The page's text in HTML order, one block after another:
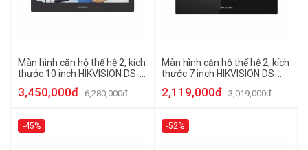
Màn hình căn hộ thế hệ 2, kích
thước 10 inch HIKVISION DS-
3,450,000đ 6,280,000đ
Màn hình căn hộ thế hệ 2, kích
thước 7 inch HIKVISION DS-
2,119,000đ 3,019,000đ
-45% -52%